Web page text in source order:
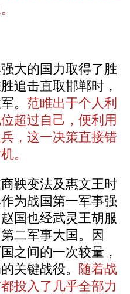
大的国力取得了胜
追击直取邯郸时，
。 范睢出于个人利
超过自己，便利用
，这一决策直接错
。
鞅变法及惠文王时
为战国第一军事强
国也经武灵王胡服
二军事大国。因
之间的一次较量，
关键战役。
随着战
投入了几乎全部力